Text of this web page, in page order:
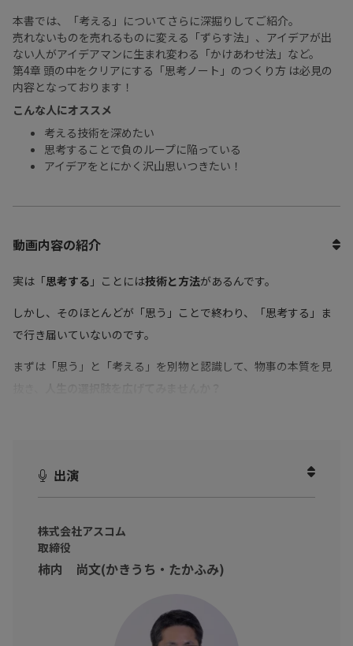
本書では、「考える」についてさらに深掘りしてご紹介。
売れないものを売れるものに変える「ずらす法」、アイデアが出
ない人がアイデアマンに生まれ変わる「かけあわせ法」など。
第4章 頭の中をクリアにする「思考ノート」のつくり方 は必見の
内容となっております！
こんな人にオススメ
考える技術を深めたい
思考することで負のループに陥っている
アイデアをとにかく沢山思いつきたい！
動画内容の紹介
実は「思考する 」ことには技術と方法があるんです。
しかし、そのほとんどが「思う」ことで終わり、「思考する」ま
で行き届いていないのです。
まずは「思う」と「考える」を別物と認識して、物事の本質を見
出演
株式会社アスコム
取締役
柿内 尚文(かきうち・たかふみ)